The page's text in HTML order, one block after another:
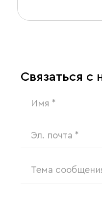
Связаться с
Тема